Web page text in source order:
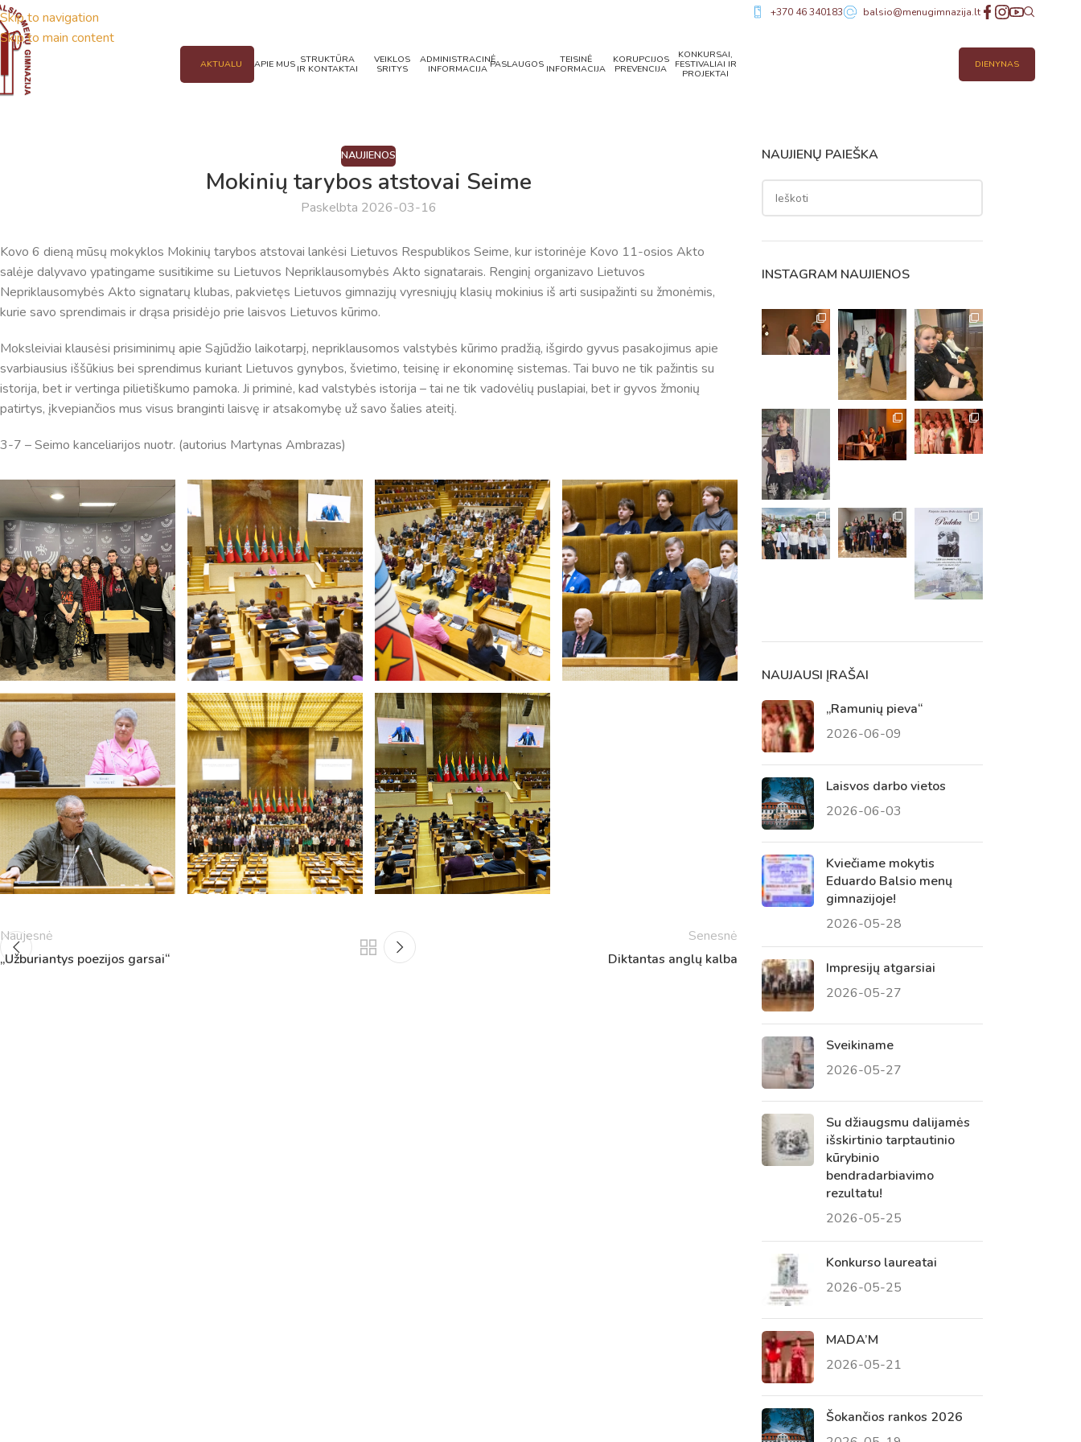
Skip to navigation
Skip to main content
+370 46 340183 balsio@menugimnazija.lt
AKTUALU
Pamokų laikas
Pamoka Pradžia Pabaiga
1
8:00
8:45
2
8:55
9:40
3
9:50
10:35
4
10:50
11:35
5
11:55
12:40
6
13:00
13:45
14:00
14:45
8
14:55
15:40
9
15:50
16:35
10
16:45
17:30
11
17:40
18:25
12
18:35 19:20
Tvarkaraščiai
Bendrojo ugdymo pamokų tvarkaraštis 2025-2026 m. m.
Pradinių klasių pamokų tvarkaraštis 2025-2026 m. m.
Atostogos
2025 - 2026 mokslo metų atostogos
Netradicinio ugdymo dienos, atvirų durų dienos, tėvų susirinkimai
2025 - 2026 mokslo metų netradicinio ugdymo dienos, atvirų durų dienos, tėvų
susirinkimai
Veiklos ir renginių planas
2025 - 2026 mokslo metų veiklos ir enginių planas
APIE MUS STRUKTŪRA
IR KONTAKTAI
VEIKLOS
SRITYS
ADMINISTRACINĖ
INFORMACIJA PASLAUGOS
TEISINĖ
INFORMACIJA
KORUPCIJOS
PREVENCIJA
KONKURSAI,
FESTIVALIAI IR
PROJEKTAI
DIENYNAS
NAUJIENOS
Mokinių tarybos atstovai Seime
Paskelbta 2026-03-16
Kovo 6 dieną mūsų mokyklos Mokinių tarybos atstovai lankėsi Lietuvos Respublikos Seime, kur istorinėje Kovo 11-osios Akto
salėje dalyvavo ypatingame susitikime su Lietuvos Nepriklausomybės Akto signatarais. Renginį organizavo Lietuvos
Nepriklausomybės Akto signatarų klubas, pakvietęs Lietuvos gimnazijų vyresniųjų klasių mokinius iš arti susipažinti su žmonėmis,
kurie savo sprendimais ir drąsa prisidėjo prie laisvos Lietuvos kūrimo.
Moksleiviai klausėsi prisiminimų apie Sąjūdžio laikotarpį, nepriklausomos valstybės kūrimo pradžią, išgirdo gyvus pasakojimus apie
svarbiausius iššūkius bei sprendimus kuriant Lietuvos gynybos, švietimo, teisinę ir ekonominę sistemas. Tai buvo ne tik pažintis su
istorija, bet ir vertinga pilietiškumo pamoka. Ji priminė, kad valstybės istorija – tai ne tik vadovėlių puslapiai, bet ir gyvos žmonių
patirtys, įkvepiančios mus visus branginti laisvę ir atsakomybę už savo šalies ateitį.
3-7 – Seimo kanceliarijos nuotr. (autorius Martynas Ambrazas)
Naujesnė
„Užburiantys poezijos garsai“
Senesnė
Diktantas anglų kalba
NAUJIENŲ PAIEŠKA
INSTAGRAM NAUJIENOS
NAUJAUSI ĮRAŠAI
„Ramunių pieva“
2026-06-09
Laisvos darbo vietos
2026-06-03
Kviečiame mokytis
Eduardo Balsio menų
gimnazijoje!
2026-05-28
Impresijų atgarsiai
2026-05-27
Sveikiname
2026-05-27
Su džiaugsmu dalijamės
išskirtinio tarptautinio
kūrybinio
bendradarbiavimo
rezultatu!
2026-05-25
Konkurso laureatai
2026-05-25
MADA’M
2026-05-21
Šokančios rankos 2026
Virtualus asistentas
Sveiki! Taip, aš esu virtualus. Tačiau
dirbtinis intelektas suteikia man galimybę
ne tik analizuoti Jūsų klausimą, bet dar
tobulai atsimenu visą šioje svetainėje